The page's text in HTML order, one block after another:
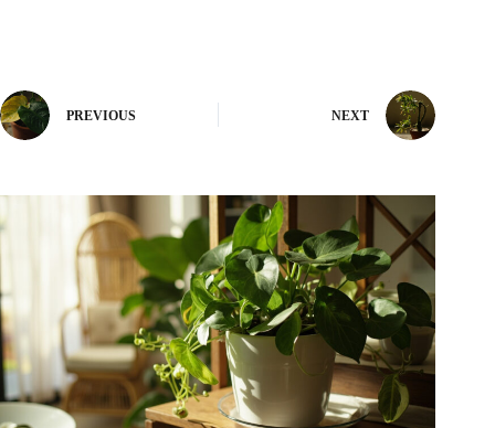
PREVIOUS NEXT